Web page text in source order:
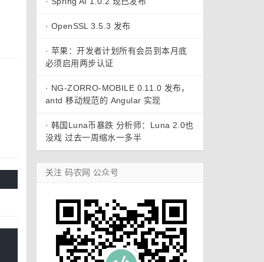
· OpenSSL 3.5.3 发布
· 苹果：开发者计划所有会员到本月底
必须启用两步认证
· NG-ZORRO-MOBILE 0.11.0 发布，
antd 移动规范的 Angular 实现
· 韩国Luna币暴跌 分析师：Luna 2.0也
没戏 过去一周缩水一多半
关注 码农网 公众号